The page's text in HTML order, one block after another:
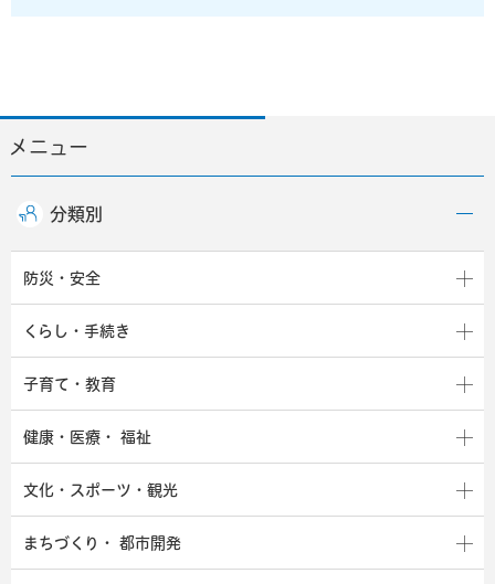
メニュー
分類別
防災・安全
くらし・手続き
子育て・教育
健康・医療・ 福祉
文化・スポーツ・観光
まちづくり・ 都市開発